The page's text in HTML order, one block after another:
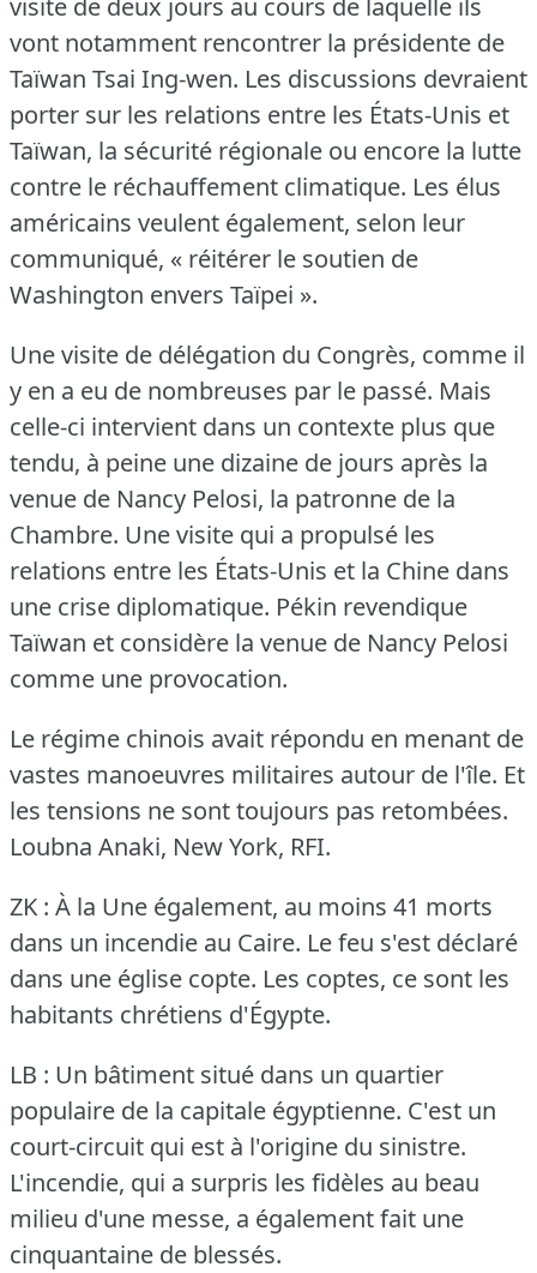
vont notamment rencontrer la présidente de
Taïwan Tsai Ing-wen. Les discussions devraient
porter sur les relations entre les États-Unis et
Taïwan, la sécurité régionale ou encore la lutte
contre le réchauffement climatique. Les élus
américains veulent également, selon leur
communiqué, « réitérer le soutien de
Washington envers Taïpei ».
Une visite de délégation du Congrès, comme il
y en a eu de nombreuses par le passé. Mais
celle-ci intervient dans un contexte plus que
tendu, à peine une dizaine de jours après la
venue de Nancy Pelosi, la patronne de la
Chambre. Une visite qui a propulsé les
relations entre les États-Unis et la Chine dans
une crise diplomatique. Pékin revendique
Taïwan et considère la venue de Nancy Pelosi
comme une provocation.
Le régime chinois avait répondu en menant de
vastes manoeuvres militaires autour de l'île. Et
les tensions ne sont toujours pas retombées.
Loubna Anaki, New York, RFI.
ZK : À la Une également, au moins 41 morts
dans un incendie au Caire. Le feu s'est déclaré
dans une église copte. Les coptes, ce sont les
habitants chrétiens d'Égypte.
LB : Un bâtiment situé dans un quartier
populaire de la capitale égyptienne. C'est un
court-circuit qui est à l'origine du sinistre.
L'incendie, qui a surpris les fidèles au beau
milieu d'une messe, a également fait une
cinquantaine de blessés.